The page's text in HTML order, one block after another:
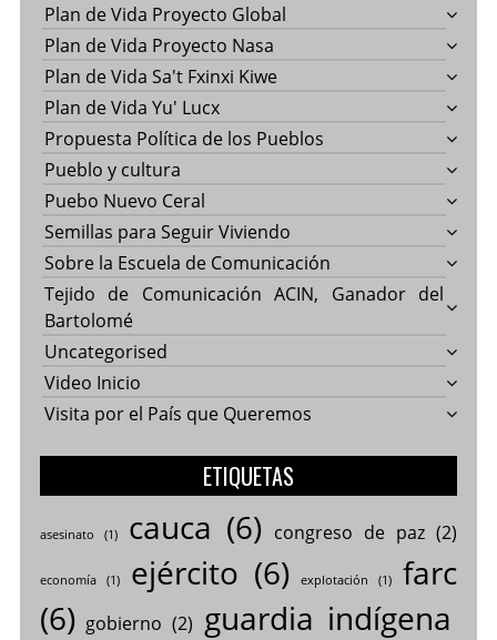
Plan de Vida Proyecto Global
Plan de Vida Proyecto Nasa
Plan de Vida Sa't Fxinxi Kiwe
Plan de Vida Yu' Lucx
Propuesta Política de los Pueblos
Pueblo y cultura
Puebo Nuevo Ceral
Semillas para Seguir Viviendo
Sobre la Escuela de Comunicación
Tejido de Comunicación ACIN, Ganador del
Bartolomé
Uncategorised
Video Inicio
Visita por el País que Queremos
ETIQUETAS
asesinato (1) cauca (6) congreso de paz(2)
economía(1) ejército (6) explotación (1)
farc
(6) gobierno (2) guardia indígena